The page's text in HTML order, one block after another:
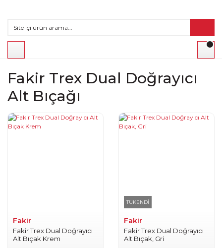
Fakir Trex Dual Doğrayıcı
Alt Bıçağı
Fakir
Fakir Trex Dual Doğrayıcı
Alt Bıçak Krem
TÜKENDİ
Fakir
Fakir Trex Dual Doğrayıcı
Alt Bıçak, Gri